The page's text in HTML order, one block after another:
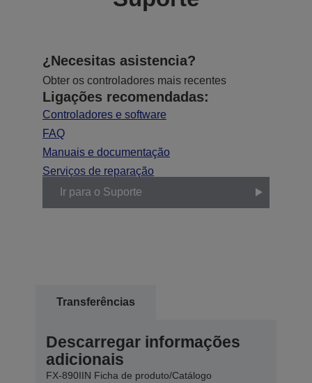
¿Necesitas asistencia?
Obter os controladores mais recentes
Ligações recomendadas:
Controladores e software
FAQ
Manuais e documentação
Serviços de reparação
Ir para o Suporte
Transferências
Descarregar informações
adicionais
FX-890IIN Ficha de produto/Catálogo